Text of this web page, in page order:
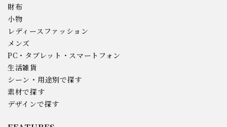
財布
小物
レディースファッション
メンズ
PC・タブレット・スマートフォン
生活雑貨
シーン・用途別で探す
素材で探す
デザインで探す